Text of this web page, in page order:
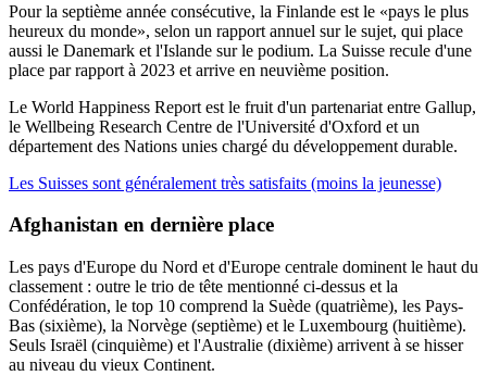
Pour la septième année consécutive, la Finlande est le «pays le plus
heureux du monde», selon un rapport annuel sur le sujet, qui place
aussi le Danemark et l'Islande sur le podium. La Suisse recule d'une
place par rapport à 2023 et arrive en neuvième position.
Le World Happiness Report est le fruit d'un partenariat entre Gallup,
le Wellbeing Research Centre de l'Université d'Oxford et un
département des Nations unies chargé du développement durable.
Les Suisses sont généralement très satisfaits (moins la jeunesse)
Afghanistan en dernière place
Les pays d'Europe du Nord et d'Europe centrale dominent le haut du
classement : outre le trio de tête mentionné ci-dessus et la
Confédération, le top 10 comprend la Suède (quatrième), les Pays-
Bas (sixième), la Norvège (septième) et le Luxembourg (huitième).
Seuls Israël (cinquième) et l'Australie (dixième) arrivent à se hisser
au niveau du vieux Continent.